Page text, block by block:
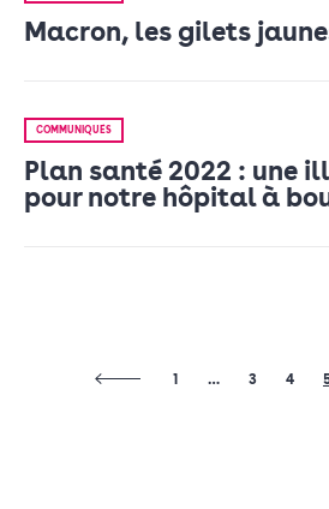
Macron, les gilets
COMMUNIQUÉS
Plan santé 2022 : une
pour notre hôpital à
1 … 3 4